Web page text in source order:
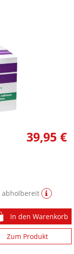
39,95 €
abholbereit
In den Warenkorb
Zum Produkt